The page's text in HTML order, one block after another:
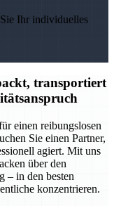
Ihr individuelles
transportiert
einen reibungslosen
Sie einen Partner,
agiert. Mit uns
über den
– in den besten
konzentrieren.